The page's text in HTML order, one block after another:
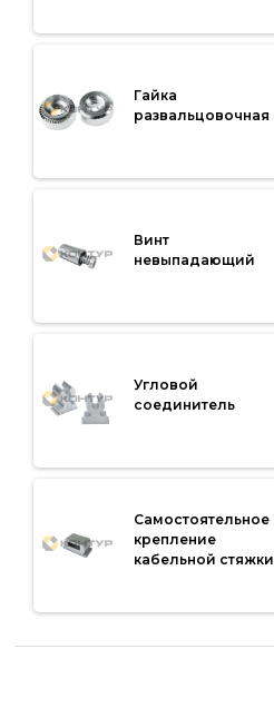
Гайка
развальцовочная
Винт
невыпадающий
Угловой
соединитель
Самостоятельное
крепление
кабельной стяжки